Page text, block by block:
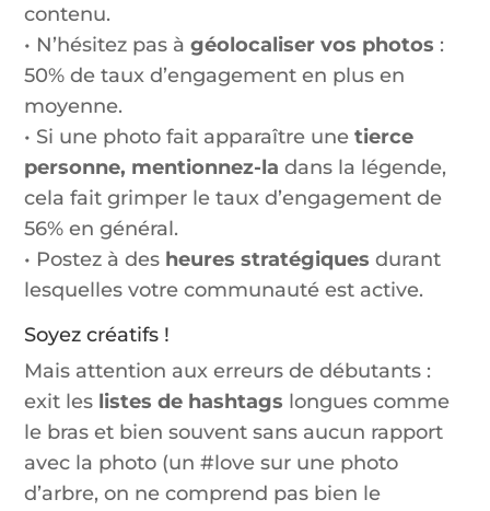
contenu.
• N’hésitez pas àgéolocaliser vos photos :
50% de taux d’engagement en plus en
moyenne.
• Si une photo fait apparaître unetierce
personne, mentionnez-la dans la légende,
cela fait grimper le taux d’engagement de
56% en général.
• Postez à des heures stratégiques durant
lesquelles votre communauté est active.
Soyez créatifs !
Mais attention aux erreurs de débutants :
exit les listes de hashtags longues comme
le bras et bien souvent sans aucun rapport
avec la photo (un #love sur une photo
d’arbre, on ne comprend pas bien le